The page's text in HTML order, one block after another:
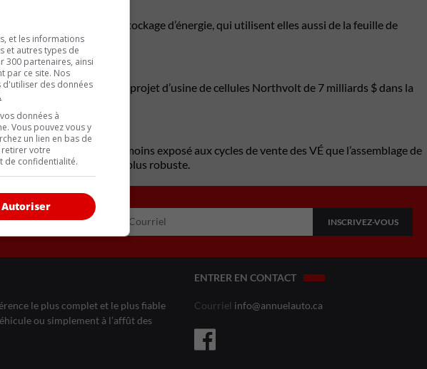
pour les batteries de stockage d’énergie, qui utilisent elles aussi de la feuille de
dont l’annulation du projet d’usine de cellules Northvolt de 7 milliards $ dans la
un segment moins exposé aux cycles de vente des VÉ que l’assemblage de
une stratégie nettement plus robuste.
le plus complet et le plus fiable
ou simplement à l’affût des
ENTRER EN CONTACT
Courriel info@annuelauto.ca
et les informations
et autres types de
300 partenaires, ainsi
par ce site. Nos
d'utiliser des données
données à
Vous pouvez vous y
un lien en bas de
retirer votre
de confidentialité.
Autoriser